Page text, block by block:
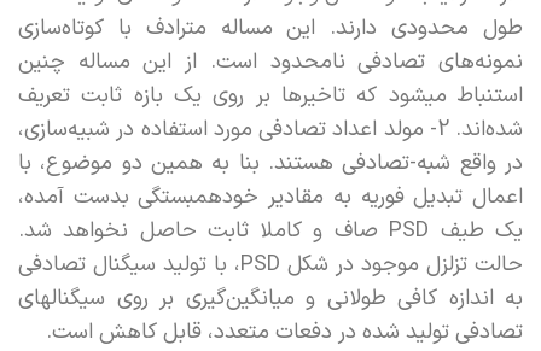
طول محدودی دارند. این مساله مترادف با کوتاه‌سازی
نمونه‌های تصادفی نامحدود است. از این مساله چنین
استنباط میشود که تاخیرها بر روی یک بازه ثابت تعریف
شده‌اند. 2- مولد اعداد تصادفی مورد استفاده در شبیه‌سازی،
در واقع شبه-تصادفی هستند. بنا به همین دو موضوع، با
اعمال تبدیل فوریه به مقادیر خودهمبستگی بدست آمده،
یک طیف PSD صاف و کاملا ثابت حاصل نخواهد شد.
حالت تزلزل موجود در شکل PSD، با تولید سیگنال تصادفی
به اندازه کافی طولانی و میانگین‌گیری بر روی سیگنالهای
تصادفی تولید شده در دفعات متعدد، قابل کاهش است.